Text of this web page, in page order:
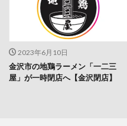
2023年6月10日
金沢市の地鶏ラーメン「一二三
屋」が一時閉店へ【金沢閉店】